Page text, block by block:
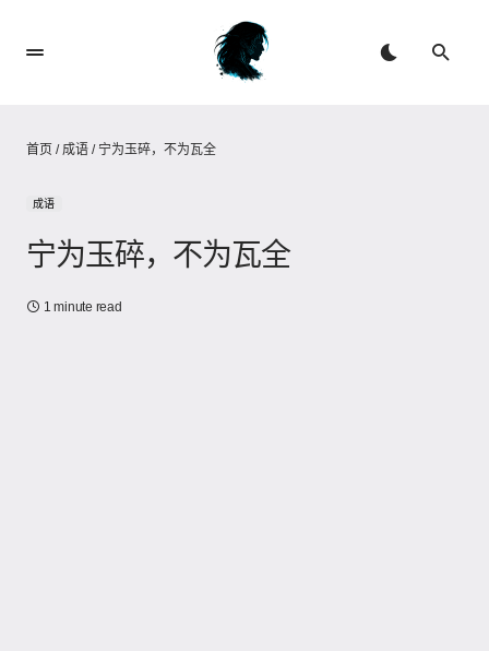
首页 /成语 / 宁为玉碎，不为瓦全
成语
宁为玉碎，不为瓦全
1 minute read